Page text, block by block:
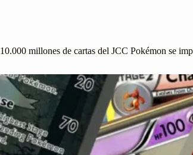
10.000 millones de cartas del JCC Pokémon se